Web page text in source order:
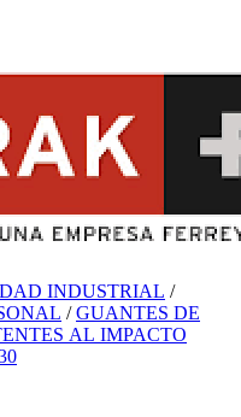
INDUSTRIAL /
/GUANTES DE
AL IMPACTO